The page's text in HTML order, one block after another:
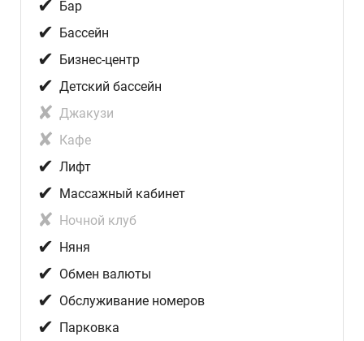
✔ Бар
✔ Бассейн
✔ Бизнес-центр
✔ Детский бассейн
✘ Джакузи
✘ Кафе
✔ Лифт
✔ Массажный кабинет
✘ Ночной клуб
✔ Няня
✔ Обмен валюты
✔ Обслуживание номеров
✔ Парковка